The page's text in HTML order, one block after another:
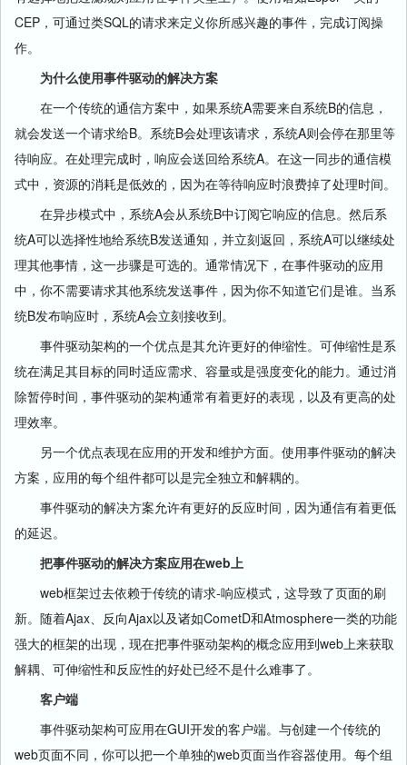
CEP，可通过类SQL的请求来定义你所感兴趣的事件，完成订阅操
作。
为什么使用事件驱动的解决方案
在一个传统的通信方案中，如果系统A需要来自系统B的信息，
就会发送一个请求给B。系统B会处理该请求，系统A则会停在那里等
待响应。在处理完成时，响应会送回给系统A。在这一同步的通信模
式中，资源的消耗是低效的，因为在等待响应时浪费掉了处理时间。
在异步模式中，系统A会从系统B中订阅它响应的信息。然后系
统A可以选择性地给系统B发送通知，并立刻返回，系统A可以继续处
理其他事情，这一步骤是可选的。通常情况下，在事件驱动的应用
中，你不需要请求其他系统发送事件，因为你不知道它们是谁。当系
统B发布响应时，系统A会立刻接收到。
事件驱动架构的一个优点是其允许更好的伸缩性。可伸缩性是系
统在满足其目标的同时适应需求、容量或是强度变化的能力。通过消
除暂停时间，事件驱动的架构通常有着更好的表现，以及有更高的处
理效率。
另一个优点表现在应用的开发和维护方面。使用事件驱动的解决
方案，应用的每个组件都可以是完全独立和解耦的。
事件驱动的解决方案允许有更好的反应时间，因为通信有着更低
的延迟。
把事件驱动的解决方案应用在web上
web框架过去依赖于传统的请求-响应模式，这导致了页面的刷
新。随着Ajax、反向Ajax以及诸如CometD和Atmosphere一类的功能
强大的框架的出现，现在把事件驱动架构的概念应用到web上来获取
解耦、可伸缩性和反应性的好处已经不是什么难事了。
客户端
事件驱动架构可应用在GUI开发的客户端。与创建一个传统的
web页面不同，你可以把一个单独的web页面当作容器使用。每个组